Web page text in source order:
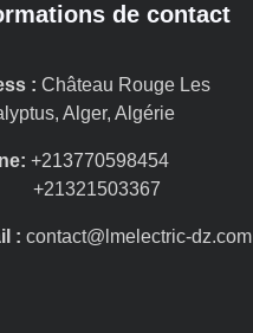
de contact
: Château Rouge Les
Alger, Algérie
+213770598454
+21321503367
: contact@lmelectric-dz.com